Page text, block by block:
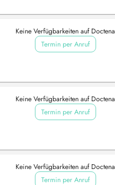
Keine Verfügbarkeiten auf Doctena
Termin per Anruf
Keine Verfügbarkeiten auf Doctena
Termin per Anruf
Keine Verfügbarkeiten auf Doctena
Termin per Anruf